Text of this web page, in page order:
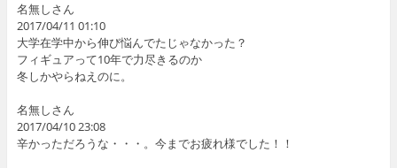
名無しさん
2017/04/11 01:10
大学在学中から伸び悩んでたじゃなかった？
フィギュアって10年で力尽きるのか
冬しかやらねえのに。
名無しさん
2017/04/10 23:08
辛かっただろうな・・・。今までお疲れ様でした！！